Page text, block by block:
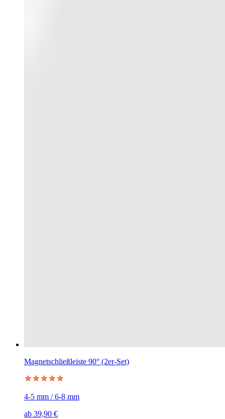
Magnetschließleiste 90° (2er-Set)
4-5 mm / 6-8 mm
ab 39,90 €